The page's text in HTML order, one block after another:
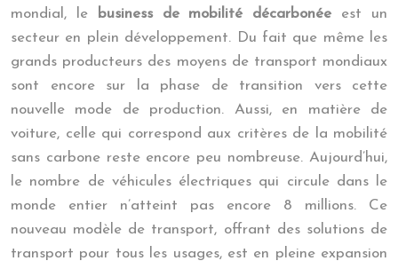
mondial, le
business de mobilité décarbonée est un
secteur en plein développement. Du fait que même les
grands producteurs des moyens de transport mondiaux
sont encore sur la phase de transition vers cette
nouvelle mode de production. Aussi, en matière de
voiture, celle qui correspond aux critères de la mobilité
sans carbone reste encore peu nombreuse. Aujourd’hui,
le nombre de véhicules électriques qui circule dans le
monde entier n’atteint pas encore 8 millions. Ce
nouveau modèle de transport, offrant des solutions de
transport pour tous les usages, est en pleine expansion